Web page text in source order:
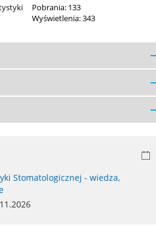
Pobrania: 133
Wyświetlenia: 343
Stomatologicznej - wiedza,